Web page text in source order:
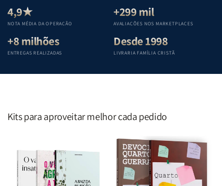
Teológica
Penkal
Penkal
Teológica
Penkal
4,9★
NOTA MÉDIA DA OPERAÇÃO
+299 mil
AVALIAÇÕES NOS MARKETPLACES
+8 milhões
ENTREGAS REALIZADAS
Desde 1998
LIVRARIA FAMÍLIA CRISTÃ
Kits para aproveitar melhor cada pedido